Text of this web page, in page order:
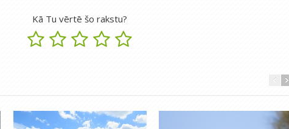
Kā Tu vērtē šo rakstu?